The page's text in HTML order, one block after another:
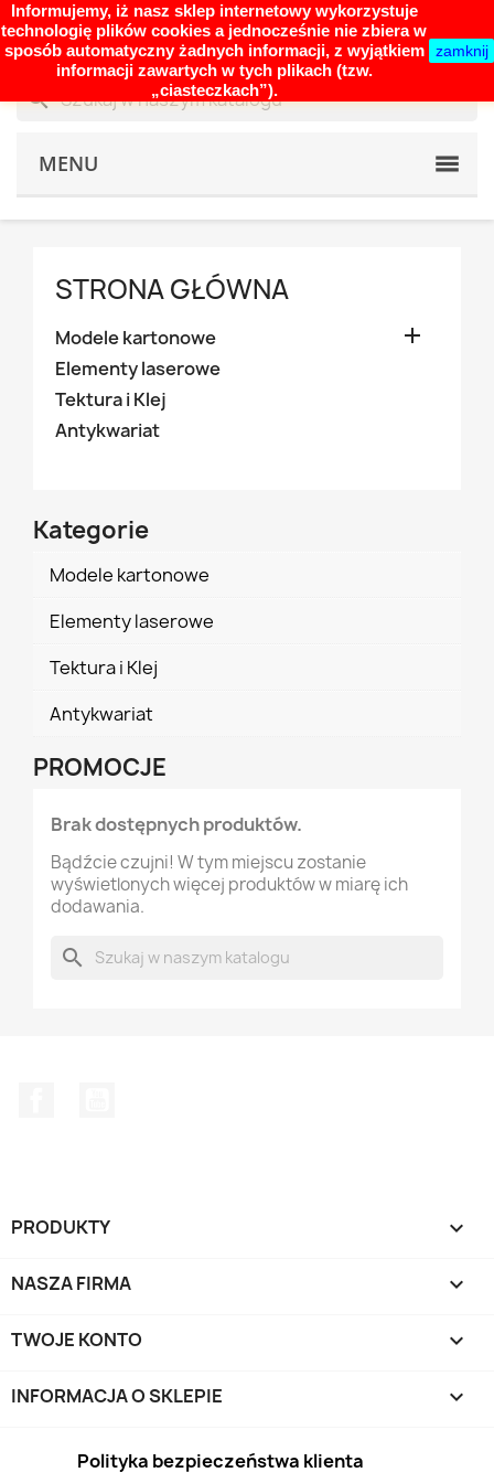
 shopping_cart

search
MENU
STRONA GŁÓWNA
Modele kartonowe 
Elementy laserowe
Tektura i Klej
Antykwariat
Kategorie
Modele kartonowe
Elementy laserowe
Tektura i Klej
Antykwariat
PROMOCJE
Brak dostępnych produktów.
Bądźcie czujni! W tym miejscu zostanie
wyświetlonych więcej produktów w miarę ich
dodawania.
search
PRODUKTY 
NASZA FIRMA 
TWOJE KONTO 
INFORMACJA O SKLEPIE keyboard_arrow_down
Informujemy, iż nasz sklep internetowy wykorzystuje
technologię plików cookies a jednocześnie nie zbiera w
sposób automatyczny żadnych informacji, z wyjątkiem
informacji zawartych w tych plikach (tzw.
„ciasteczkach”).
zamknij
Polityka bezpieczeństwa klienta